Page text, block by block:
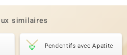
similaires
Pendentifs avec Apatite